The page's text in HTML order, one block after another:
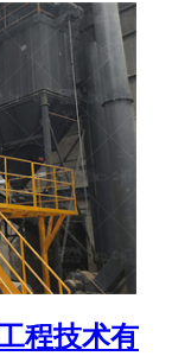
程技术有